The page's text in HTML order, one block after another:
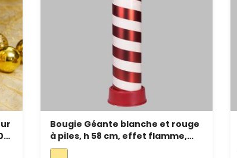
Bougie Géante blanche et rouge
à piles, h 58 cm, effet flamme,
LED blanc chaud